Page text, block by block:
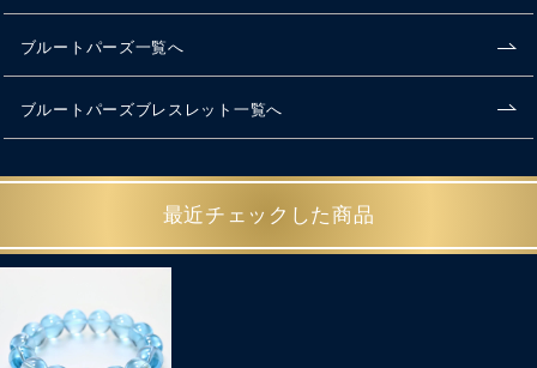
ブルートパーズ一覧へ
ブルートパーズブレスレット一覧へ
最近チェックした商品